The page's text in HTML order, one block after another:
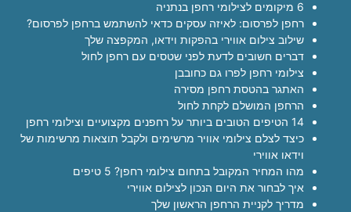
6 מיקומים לצילומי רחפן בנתניה
רחפן לפרסום: לאיזה עסקים כדאי להשתמש ברחפן לפרסום?
שילוב צילום אווירי בהפקות וידאו, המקפצה שלך
דברים חשובים לדעת לפני שטסים עם רחפן לחול
צילומי רחפן לפרו גם כחובבן
האתגר בהטסת רחפן מסירה
הרחפן המושלם לקחת לחול
14 הטיפים הטובים ביותר על רחפנים מקצועיים וצילומי רחפן
כיצד לצלם צילומי אוויר מרשימים ולקבל תוצאות מרשימות של
וידאו אווירי
מהו המחיר המקובל בתחום צילומי רחפן? 5 טיפים
איך לבחור את היום הנכון לצילום אווירי
מדריך לקניית הרחפן הראשון שלך